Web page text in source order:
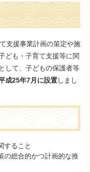
支援事業計画の策定や施
ども・子育て支援等に関
して、子どもの保護者等
成25年7月に設置しまし
すること
の総合的かつ計画的な推